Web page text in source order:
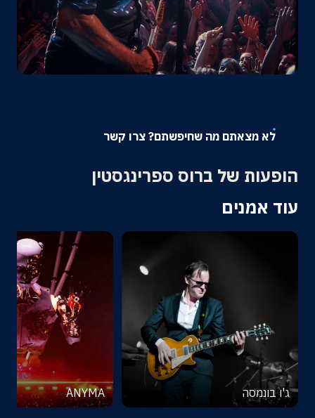
אודות
צרו קשר
לא מצאתם מה שחיפשתם? צרו קשר
הופעות של ברוס ספרינגסטין
עוד אמנים
ג'ו בונמסה ANYMA